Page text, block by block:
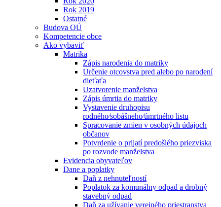
Rok 2019
Ostatné
Budova OÚ
Kompetencie obce
Ako vybaviť
Matrika
Zápis narodenia do matriky
Určenie otcovstva pred alebo po narodení
dieťaťa
Uzatvorenie manželstva
Zápis úmrtia do matriky
Vystavenie druhopisu
rodného⁄sobášneho⁄úmrtného listu
Spracovanie zmien v osobných údajoch
občanov
Potvrdenie o prijatí predošlého priezviska
po rozvode manželstva
Evidencia obyvateľov
Dane a poplatky
Daň z nehnuteľností
Poplatok za komunálny odpad a drobný
stavebný odpad
Daň za užívanie verejného priestranstva